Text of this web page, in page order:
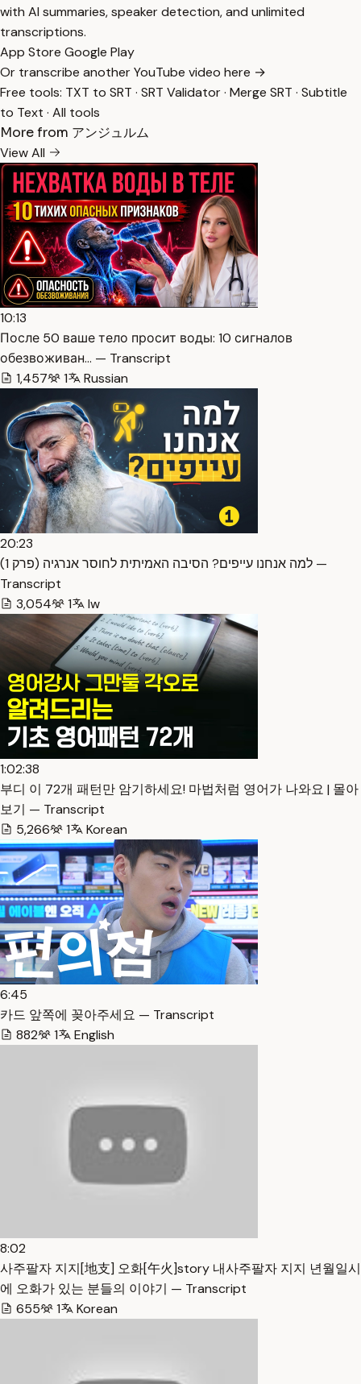
with AI summaries, speaker detection, and unlimited
transcriptions.
App Store Google Play
Or transcribe another YouTube video here →
Free tools: TXT to SRT · SRT Validator· Merge SRT · Subtitle
to Text · All tools
More from アンジュルム
View All
10:13
После 50 ваше тело просит воды: 10 сигналов
обезвоживан… — Transcript
1,457
1 Russian
20:23
למה אנחנו עייפים? הסיבה האמיתית לחוסר אנרגיה (פרק 1) —
Transcript
3,054
1 Iw
1:02:38
부디 이 72개 패턴만 암기하세요! 마법처럼 영어가 나와요 | 몰아
보기 — Transcript
5,266
1 Korean
6:45
카드 앞쪽에 꽂아주세요 — Transcript
882
1 English
8:02
사주팔자 지지[地支] 오화[午火]story 내사주팔자 지지 년월일시
에 오화가 있는 분들의 이야기 — Transcript
655
1 Korean